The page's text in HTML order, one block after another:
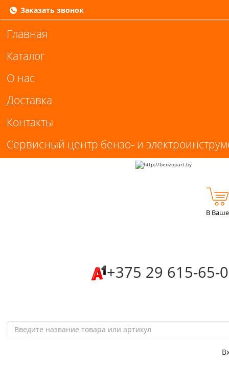
Заказать звонок
Главная
Каталог
О нас
Доставка
Контакты
Сервисный центр бензо- и
‎+375 29 615-65-
В